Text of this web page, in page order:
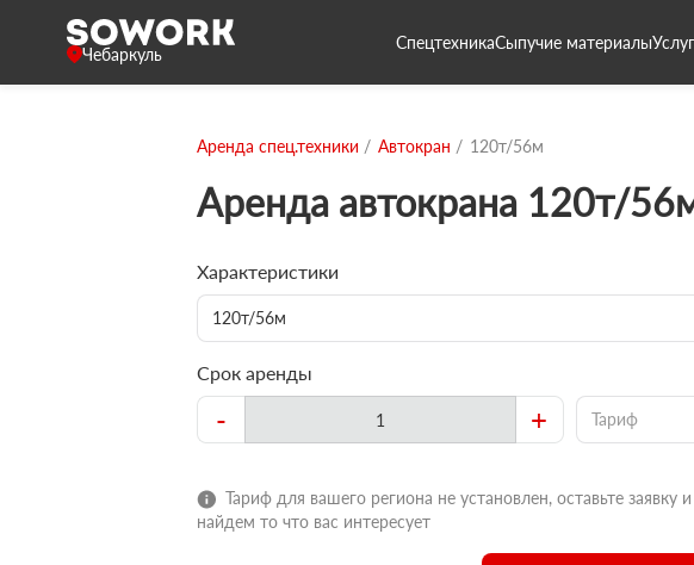
Чебаркуль
СпецтехникаСыпучие материалы
Аренда спец.техники Автокран 120т/56м
Аренда автокрана 120т/
Характеристики
120т/56м
Срок аренды
- + Тариф
Тариф для вашего региона не установлен, оставьте заявку
найдем то что вас интересует